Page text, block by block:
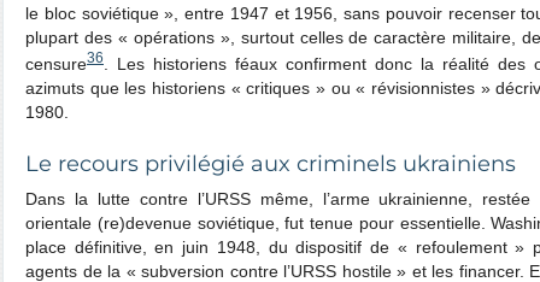
le bloc soviétique », entre 1947 et 1956, sans pouvoir recenser
plupart des « opérations », surtout celles de caractère militaire,
censure36
. Les historiens féaux confirment donc la réalité des
azimuts que les historiens « critiques » ou « révisionnistes »
1980.
Le recours privilégié aux criminels ukrainiens
Dans la lutte contre l’URSS même, l’arme ukrainienne,
orientale (re)devenue soviétique, fut tenue pour essentielle.
place définitive, en juin 1948, du dispositif de « refoulement »
agents de la « subversion contre l’URSS hostile » et les financer.